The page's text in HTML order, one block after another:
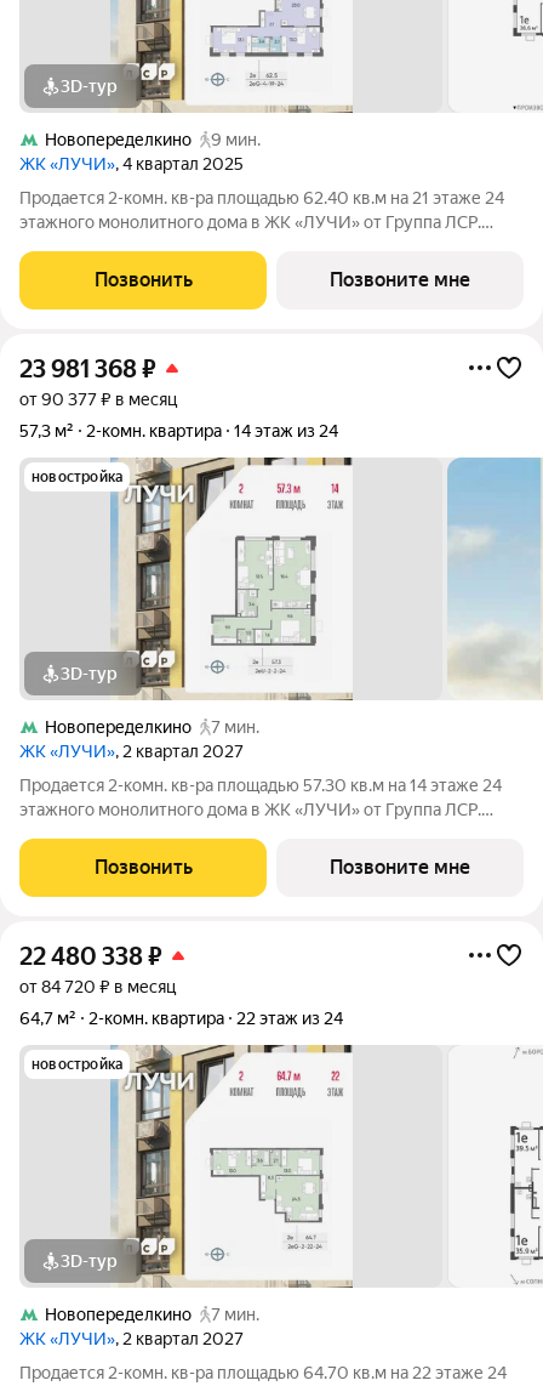
3D-тур
Новопеределкино
9 мин.
ЖК «ЛУЧИ», 4 квартал 2025
Продается 2-комн. кв-ра площадью 62.40 кв.м на 21 этаже 24
этажного монолитного дома в ЖК «ЛУЧИ» от Группа ЛСР.
самых зелёных и благоприятных для жизни районов столицы
Солнцево, который
Позвонить Позвоните мне
23 981 368₽
от 90 377 ₽ в месяц
57,3 м²
2-комн. квартира 14 этаж из 24
новостройка
3D-тур
Новопеределкино
7 мин.
ЖК «ЛУЧИ», 2 квартал 2027
Продается 2-комн. кв-ра площадью 57.30 кв.м на 14 этаже 24
этажного монолитного дома в ЖК «ЛУЧИ» от Группа ЛСР.
самых зелёных и благоприятных для жизни районов столицы
Солнцево, который
Позвонить Позвоните мне
22 480 338₽
от 84 720 ₽ в месяц
64,7 м²
2-комн. квартира 22 этаж из 24
новостройка
3D-тур
Новопеределкино
7 мин.
ЖК «ЛУЧИ», 2 квартал 2027
Продается 2-комн. кв-ра площадью 64.70 кв.м на 22 этаже 24